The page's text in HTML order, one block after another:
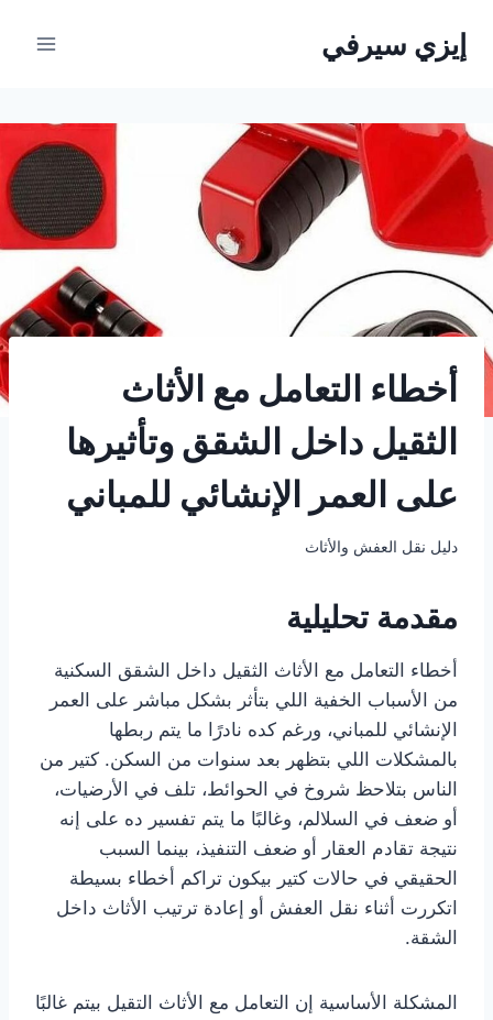
إيزي سيرفي
أخطاء التعامل مع الأثاث
الثقيل داخل الشقق وتأثيرها
على العمر الإنشائي للمباني
دليل نقل العفش والأثاث
مقدمة تحليلية
أخطاء التعامل مع الأثاث الثقيل داخل الشقق السكنية
من الأسباب الخفية اللي بتأثر بشكل مباشر على العمر
الإنشائي للمباني، ورغم كده نادرًا ما يتم ربطها
بالمشكلات اللي بتظهر بعد سنوات من السكن. كتير من
الناس بتلاحظ شروخ في الحوائط، تلف في الأرضيات،
أو ضعف في السلالم، وغالبًا ما يتم تفسير ده على إنه
نتيجة تقادم العقار أو ضعف التنفيذ، بينما السبب
الحقيقي في حالات كتير بيكون تراكم أخطاء بسيطة
اتكررت أثناء نقل العفش أو إعادة ترتيب الأثاث داخل
الشقة.
المشكلة الأساسية إن التعامل مع الأثاث التقيل بيتم غالبًا